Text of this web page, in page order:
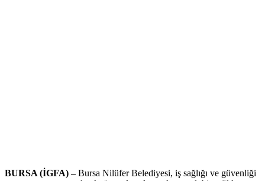
BURSA (İGFA) –Bursa Nilüfer Belediyesi, iş sağlığı ve güvenliği